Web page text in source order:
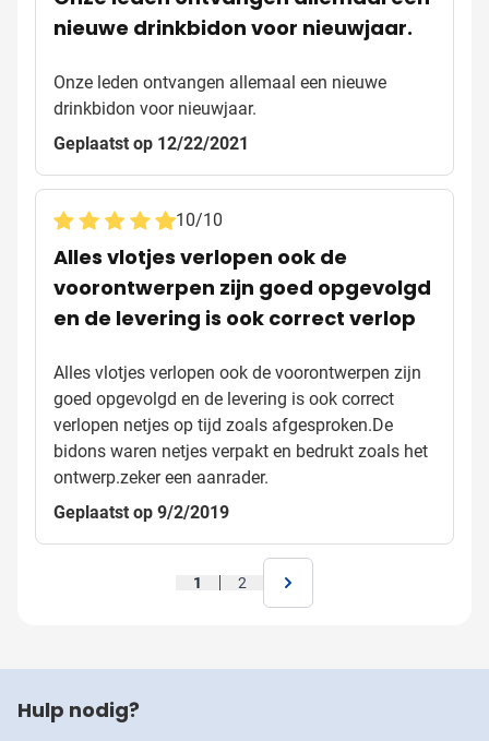
nieuwe drinkbidon voor nieuwjaar.
Onze leden ontvangen allemaal een nieuwe
drinkbidon voor nieuwjaar.
Geplaatst op 12/22/2021
10/10
Alles vlotjes verlopen ook de
voorontwerpen zijn goed opgevolgd
en de levering is ook correct verlop
Alles vlotjes verlopen ook de voorontwerpen zijn
goed opgevolgd en de levering is ook correct
verlopen netjes op tijd zoals afgesproken.De
bidons waren netjes verpakt en bedrukt zoals het
ontwerp.zeker een aanrader.
Geplaatst op 9/2/2019
1 2
Hulp nodig?